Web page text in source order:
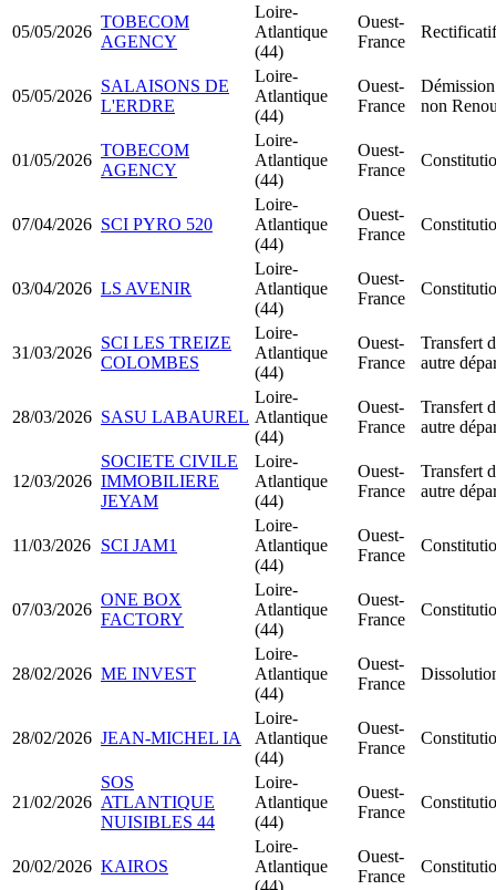
05/05/2026
TOBECOM
AGENCY
Loire-
Atlantique
(44)
Ouest-
France
05/05/2026
SALAISONS DE
L'ERDRE
Loire-
Atlantique
(44)
Ouest-
France
non
01/05/2026
TOBECOM
AGENCY
Loire-
Atlantique
(44)
Ouest-
France
07/04/2026 SCI PYRO 520
Loire-
Atlantique
(44)
Ouest-
France
03/04/2026 LS AVENIR
Loire-
Atlantique
(44)
Ouest-
France
31/03/2026
SCI LES TREIZE
COLOMBES
Loire-
Atlantique
(44)
Ouest-
France
Transfert
autre
28/03/2026 SASU LABAUREL
Loire-
Atlantique
(44)
Ouest-
France
Transfert
autre
12/03/2026
SOCIETE CIVILE
IMMOBILIERE
JEYAM
Loire-
Atlantique
(44)
Ouest-
France
Transfert
autre
11/03/2026 SCI JAM1
Loire-
Atlantique
(44)
Ouest-
France
07/03/2026
ONE BOX
FACTORY
Loire-
Atlantique
(44)
Ouest-
France
28/02/2026 ME INVEST
Loire-
Atlantique
(44)
Ouest-
France
28/02/2026 JEAN-MICHEL IA
Loire-
Atlantique
(44)
Ouest-
France
21/02/2026
SOS
ATLANTIQUE
NUISIBLES 44
Loire-
Atlantique
(44)
Ouest-
France
20/02/2026 KAIROS
Loire-
Atlantique
(44)
Ouest-
France